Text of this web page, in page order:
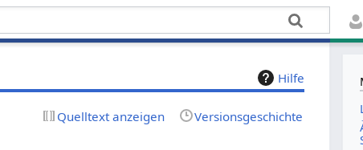
Hilfe
Quelltext anzeigen Versionsgeschichte